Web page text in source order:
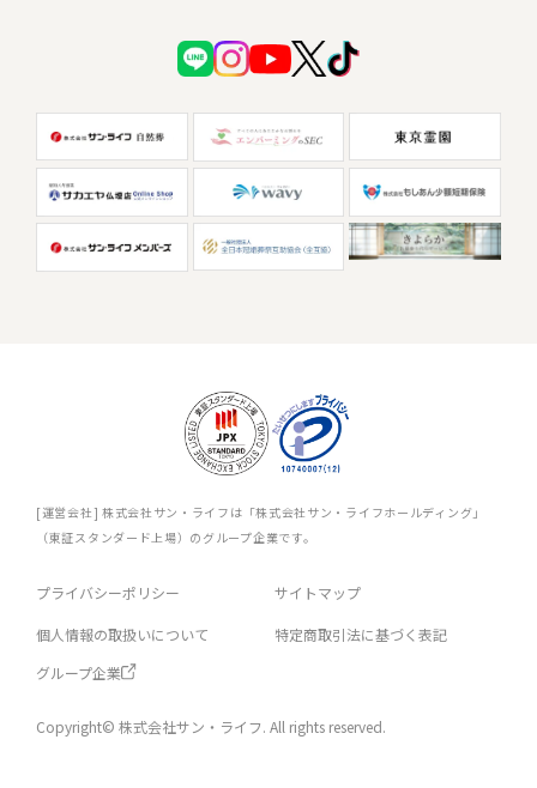
[運営会社] 株式会社サン・ライフは「株式会社サン・ライフホールディング」
（東証スタンダード上場）のグループ企業です。
プライバシーポリシー サイトマップ
個人情報の取扱いについて
特定商取引法に基づく表記
グループ企業
Copyright© 株式会社サン・ライフ. All rights reserved.